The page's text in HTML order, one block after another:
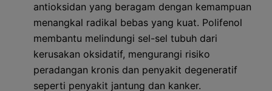
antioksidan yang beragam dengan kemampuan
menangkal radikal bebas yang kuat. Polifenol
membantu melindungi sel-sel tubuh dari
kerusakan oksidatif, mengurangi risiko
peradangan kronis dan penyakit degeneratif
seperti penyakit jantung dan kanker.